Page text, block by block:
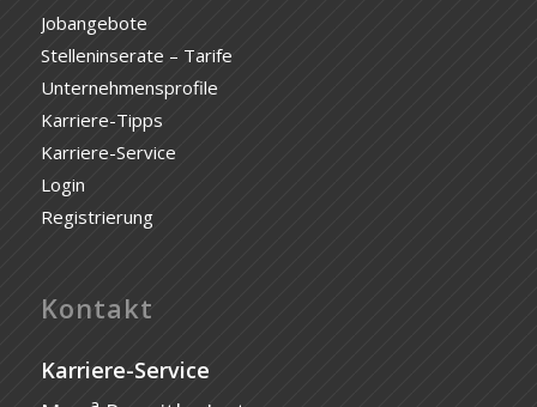
Jobangebote
Stelleninserate – Tarife
Unternehmensprofile
Karriere-Tipps
Karriere-Service
Login
Registrierung
Kontakt
Karriere-Service